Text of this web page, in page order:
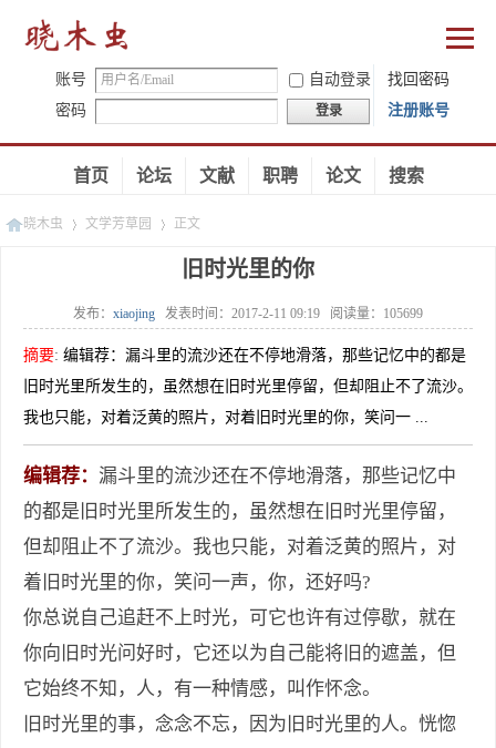
账号 自动登录
找回密码
密码
登录 注册账号
首页 论坛 文献 职聘 论文 搜索
晓木虫 文学芳草园
»
正文
旧时光里的你
发布： xiaojing 发表时间： 2017-2-11 09:19 阅读量： 105699
摘要: 编辑荐：漏斗里的流沙还在不停地滑落，那些记忆中的都是
旧时光里所发生的，虽然想在旧时光里停留，但却阻止不了流沙。
我也只能，对着泛黄的照片，对着旧时光里的你，笑问一 ...
编辑荐： 漏斗里的流沙还在不停地滑落，那些记忆中
的都是旧时光里所发生的，虽然想在旧时光里停留，
但却阻止不了流沙。我也只能，对着泛黄的照片，对
着旧时光里的你，笑问一声，你，还好吗?
你总说自己追赶不上时光，可它也许有过停歇，就在
你向旧时光问好时，它还以为自己能将旧的遮盖，但
它始终不知，人，有一种情感，叫作怀念。
旧时光里的事，念念不忘，因为旧时光里的人。恍惚